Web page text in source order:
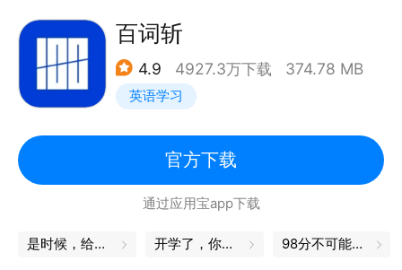
百词斩
4.9 4927.3万下载 374.78 MB
英语学习
官方下载
通过应用宝app下载
是时候，给自己充充电了 开学了，你的书皮买好了吗 98分不可能的，我都是100分